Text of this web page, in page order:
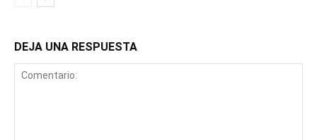
DEJA UNA RESPUESTA